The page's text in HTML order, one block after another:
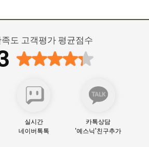
도 고객평가 평균점수
실시간
네이버톡톡
카톡상담
'예스닉'친구추가